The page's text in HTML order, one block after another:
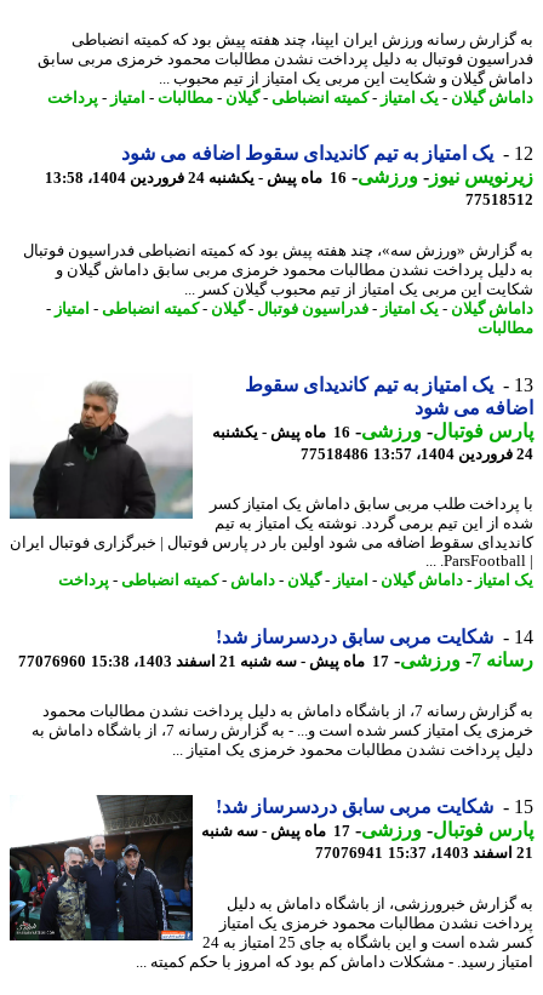
رسانه ورزش ایران ایپنا، چند هفته پیش بود که کمیته انضباطی
فوتبال به دلیل پرداخت نشدن مطالبات محمود خرمزی مربی سابق
گیلان و شکایت این مربی یک امتیاز از تیم محبوب ...
گیلان-یک امتیاز-کمیته انضباطی-گیلان-مطالبات-امتیاز-پرداخت
یک امتیاز به تیم کاندیدای سقوط اضافه می شود
نیوز-ورزشی-16 ماه پیش - یکشنبه 24 فروردین 1404، 13:58
«ورزش سه»، چند هفته پیش بود که کمیته انضباطی فدراسیون فوتبال
پرداخت نشدن مطالبات محمود خرمزی مربی سابق داماش گیلان و
این مربی یک امتیاز از تیم محبوب گیلان کسر ...
گیلان-یک امتیاز-فدراسیون فوتبال-گیلان-کمیته انضباطی-امتیاز-
یک امتیاز به تیم کاندیدای سقوط
می شود
فوتبال-ورزشی-
16 ماه پیش - یکشنبه
77518486
طلب مربی سابق داماش یک امتیاز کسر
از این تیم برمی گردد. نوشته یک امتیاز به تیم
سقوط اضافه می شود اولین بار در پارس فوتبال | خبرگزاری فوتبال ایران
-داماش گیلان-امتیاز-گیلان-داماش-کمیته انضباطی-پرداخت
شکایت مربی سابق دردسرساز شد!
7
-ورزشی-17 ماه پیش - سه شنبه 21 اسفند 1403، 15:38 77076960
به گزارش رسانه 7، از باشگاه داماش به دلیل پرداخت نشدن مطالبات محمود
خرمزی یک امتیاز کسر شده است و... - به گزارش رسانه 7، از باشگاه داماش به
پرداخت نشدن مطالبات محمود خرمزی یک امتیاز ...
شکایت مربی سابق دردسرساز شد!
فوتبال-ورزشی-
17 ماه پیش - سه شنبه
77076941
خبرورزشی، از باشگاه داماش به دلیل
نشدن مطالبات محمود خرمزی یک امتیاز
کسر شده است و این باشگاه به جای 25 امتیاز به 24
رسید. - مشکلات داماش کم بود که امروز با حکم کمیته ...